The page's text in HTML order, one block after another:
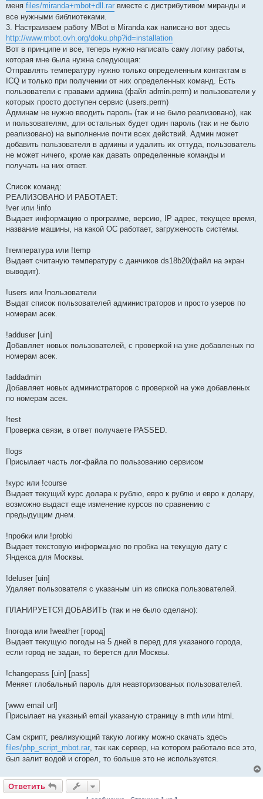
меня files/miranda+mbot+dll.rar вместе с дистрибутивом миранды и
все нужными библиотеками.
3. Настраиваем работу MBot в Miranda как написано вот здесь
http://www.mbot.ovh.org/doku.php?id=installation
Вот в принципе и все, теперь нужно написать саму логику работы,
которая мне была нужна следующая:
Отправлять температуру нужно только определенным контактам в
ICQ и только при получении от них определенных команд. Есть
пользователи с правами админа (файл admin.perm) и пользователи у
которых просто доступен сервис (users.perm)
Админам не нужно вводить пароль (так и не было реализовано), как
и пользователям, для остальных будет один пароль (так и не было
реализовано) на выполнение почти всех действий. Админ может
добавить пользователя в админы и удалить их оттуда, пользователь
не может ничего, кроме как давать определенные команды и
получать на них ответ.
Список команд:
РЕАЛИЗОВАНО И РАБОТАЕТ:
!ver или !info
Выдает информацию о программе, версию, IP адрес, текущее время,
название машины, на какой ОС работает, загруженость системы.
!температура или !temp
Выдает считаную температуру с данчиков ds18b20(файл на экран
выводит).
!users или !пользователи
Выдат список пользователей администраторов и просто узеров по
номерам асек.
!adduser [uin]
Добавляет новых пользователей, с проверкой на уже добавленых по
номерам асек.
!addadmin
Добавляет новых администраторов с проверкой на уже добавленых
по номерам асек.
!test
Проверка связи, в ответ получаете PASSED.
!logs
Присылает часть лог-файла по пользованию сервисом
!курс или !course
Выдает текущий курс долара к рублю, евро к рублю и евро к долару,
возможно выдаст еще изменение курсов по сравнению с
предыдущим днем.
!пробки или !probki
Выдает текстовую информацию по пробка на текущую дату с
Яндекса для Москвы.
!deluser [uin]
Удаляет пользователя с указаным uin из списка пользователей.
ПЛАНИРУЕТСЯ ДОБАВИТЬ (так и не было сделано):
!погода или !weather [город]
Выдает текущую погоды на 5 дней в перед для указаного города,
если город не задан, то берется для Москвы.
!changepass [uin] [pass]
Меняет глобальный пароль для неавторизованых пользователей.
[www email url]
Присылает на указный email указаную страницу в mth или html.
Сам скрипт, реализующий такую логику можно скачать здесь
files/php_script_mbot.rar, так как сервер, на котором работало все это,
был залит водой и сгорел, то больше это не используется.
Ответить